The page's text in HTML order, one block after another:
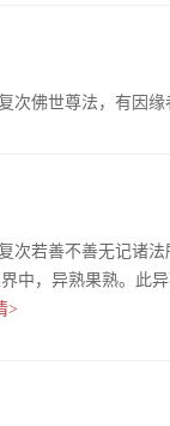
次佛世尊法，有因
次若善不善无记诸
中，异熟果熟。此
>